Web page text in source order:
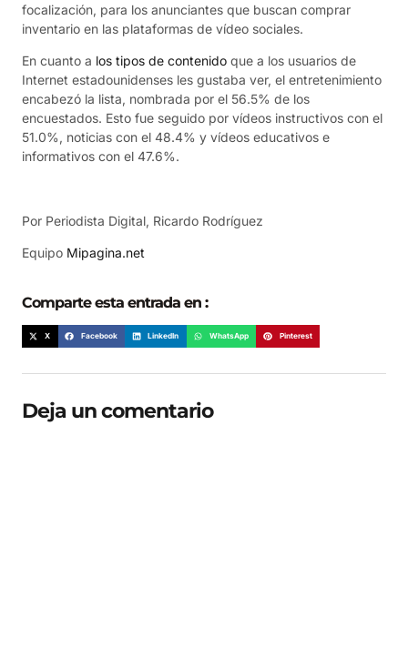
focalización, para los anunciantes que buscan comprar
inventario en las plataformas de vídeo sociales.
En cuanto a los tipos de contenido que a los usuarios de
Internet estadounidenses les gustaba ver, el entretenimiento
encabezó la lista, nombrada por el 56.5% de los
encuestados. Esto fue seguido por vídeos instructivos con el
51.0%, noticias con el 48.4% y vídeos educativos e
informativos con el 47.6%.
Por Periodista Digital, Ricardo Rodríguez
Equipo Mipagina.net
Comparte esta entrada en :
X Facebook LinkedIn WhatsApp Pinterest
Deja un comentario